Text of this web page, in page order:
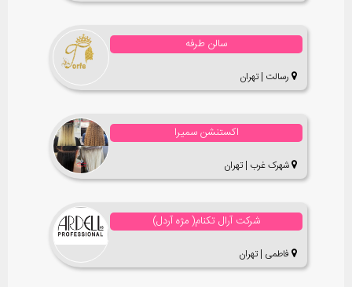
سالن طرفه
رسالت | تهران
اکستنشن سمیرا
شهرک غرب | تهران
شرکت آرال تکنام( مژه آردل)
فاطمی | تهران